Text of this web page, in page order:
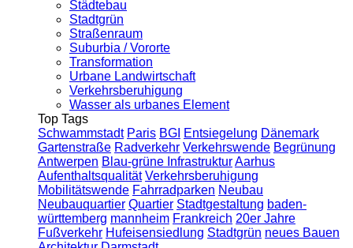
Städtebau
Stadtgrün
Straßenraum
Suburbia / Vororte
Transformation
Urbane Landwirtschaft
Verkehrsberuhigung
Wasser als urbanes Element
Top Tags
Schwammstadt Paris BGI Entsiegelung Dänemark
Gartenstraße Radverkehr Verkehrswende Begrünung
Antwerpen Blau-grüne InfrastrukturAarhus
Aufenthaltsqualität Verkehrsberuhigung
Mobilitätswende Fahrradparken Neubau
Neubauquartier Quartier Stadtgestaltung baden-
württemberg mannheim Frankreich 20er Jahre
Fußverkehr Hufeisensiedlung Stadtgrün neues Bauen